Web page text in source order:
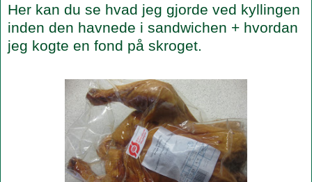
Her kan du se hvad jeg gjorde ved kyllingen
inden den havnede i sandwichen + hvordan
jeg kogte en fond på skroget.